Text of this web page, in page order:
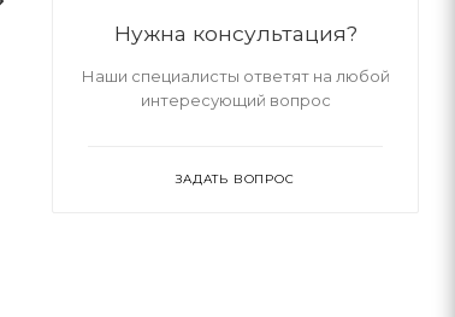
Нужна консультация?
Наши специалисты ответят на любой
интересующий вопрос
ЗАДАТЬ ВОПРОС